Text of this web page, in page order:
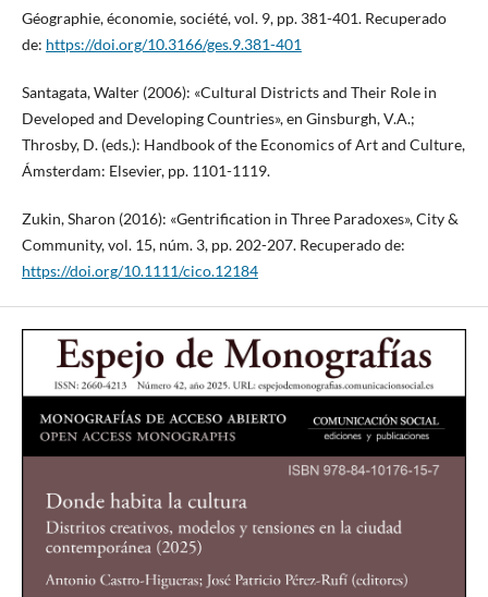
Géographie, économie, société, vol. 9, pp. 381-401. Recuperado
de: https://doi.org/10.3166/ges.9.381-401
Santagata, Walter (2006): «Cultural Districts and Their Role in
Developed and Developing Countries», en Ginsburgh, V.A.;
Throsby, D. (eds.): Handbook of the Economics of Art and Culture,
Ámsterdam: Elsevier, pp. 1101-1119.
Zukin, Sharon (2016): «Gentrification in Three Paradoxes», City &
Community, vol. 15, núm. 3, pp. 202-207. Recuperado de:
https://doi.org/10.1111/cico.12184